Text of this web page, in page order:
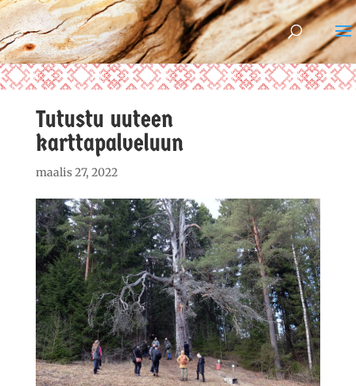
Tutustu uuteen
karttapalveluun
maalis 27, 2022